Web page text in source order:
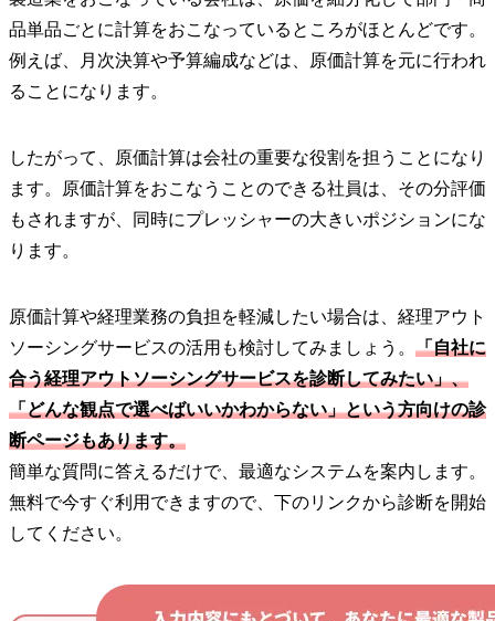
品単品ごとに計算をおこなっているところがほとんどです。
例えば、月次決算や予算編成などは、原価計算を元に行われ
ることになります。
したがって、原価計算は会社の重要な役割を担うことになり
ます。原価計算をおこなうことのできる社員は、その分評価
もされますが、同時にプレッシャーの大きいポジションにな
ります。
原価計算や経理業務の負担を軽減したい場合は、経理アウト
ソーシングサービスの活用も検討してみましょう。 「自社に
合う経理アウトソーシングサービスを診断してみたい」、
「どんな観点で選べばいいかわからない」という方向けの診
断ページもあります。
簡単な質問に答えるだけで、最適なシステムを案内します。
無料で今すぐ利用できますので、下のリンクから診断を開始
してください。